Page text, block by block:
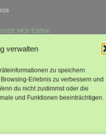
verwalten
zu speichern
Erlebnis zu verbessern und
du nicht zustimmst oder die
und Funktionen beeinträchtigen.
MOz Edition